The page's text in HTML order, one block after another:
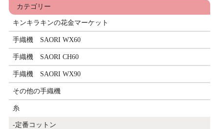
カテゴリー
キンキラキンの花金マーケット
手織機 SAORI WX60
手織機 SAORI CH60
手織機 SAORI WX90
その他の手織機
糸
定番コットン